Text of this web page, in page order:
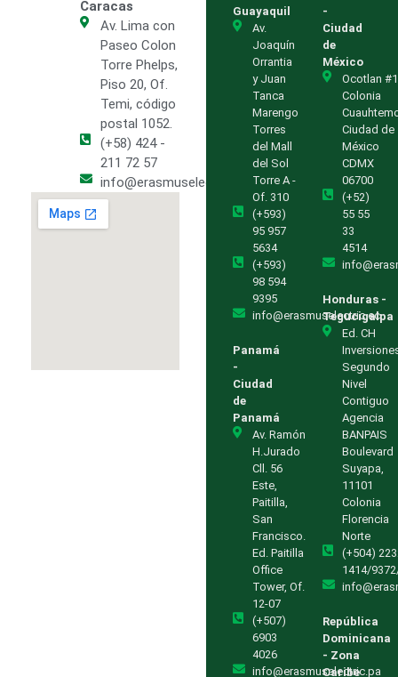
Caracas
Av. Lima con
Paseo Colon
Torre Phelps,
Piso 20, Of.
Temi, código
postal 1052.
(+58) 424 -
211 72 57
info@erasmuselectric.com.ve
Guayaquil
Av.
Joaquín
Orrantia
y Juan
Tanca
Marengo
Torres
del Mall
del Sol
Torre A -
Of. 310
(+593)
95 957
5634
(+593)
98 594
9395
info@erasmuselectric.ec
Panamá
-
Ciudad
de
Panamá
Av. Ramón
H.Jurado
Cll. 56
Este,
Paitilla,
San
Francisco.
Ed. Paitilla
Office
Tower, Of.
12-07
(+507)
6903
4026
info@erasmuselectric.pa
-
Ciudad
de
México
Ocotlan
Colonia
Ciudad de
México
CDMX
06700
(+52)
55 55
33
4514
Honduras -
Tegucigalpa
Ed. CH
Segundo
Nivel
Contiguo
Agencia
BANPAIS
Boulevard
Suyapa,
11101
Colonia
Florencia
Norte
(+504)
1414/
República
Dominicana
- Zona
Caribe